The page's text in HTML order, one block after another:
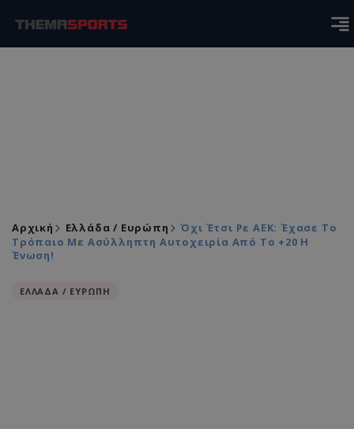
Αρχική Ελλάδα / Ευρώπη
Όχι Έτσι Ρε ΑΕΚ: Έχασε Το
Τρόπαιο Με Ασύλληπτη Αυτοχειρία Από Το +20 Η
Ένωση!
ΕΛΛΑΔΑ / ΕΥΡΩΠΗ